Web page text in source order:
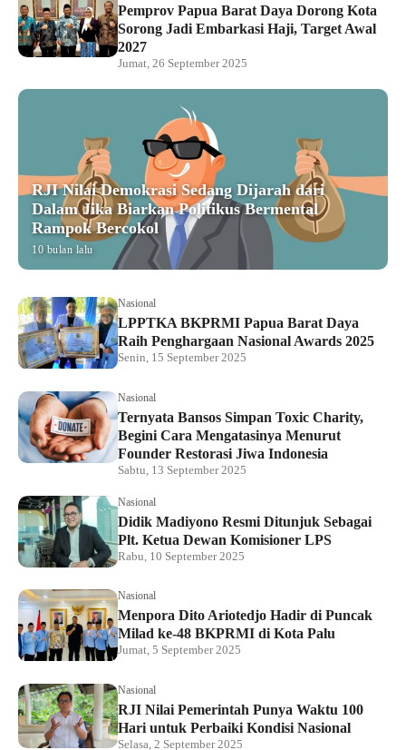
Pemprov Papua Barat Daya Dorong Kota
Sorong Jadi Embarkasi Haji, Target Awal
2027
Jumat, 26 September 2025
RJI Nilai Demokrasi Sedang Dijarah dari
Dalam Jika Biarkan Politikus Bermental
Rampok Bercokol
10 bulan lalu
Nasional
LPPTKA BKPRMI Papua Barat Daya
Raih Penghargaan Nasional Awards 2025
Senin, 15 September 2025
Nasional
Ternyata Bansos Simpan Toxic Charity,
Begini Cara Mengatasinya Menurut
Founder Restorasi Jiwa Indonesia
Sabtu, 13 September 2025
Nasional
Didik Madiyono Resmi Ditunjuk Sebagai
Plt. Ketua Dewan Komisioner LPS
Rabu, 10 September 2025
Nasional
Menpora Dito Ariotedjo Hadir di Puncak
Milad ke-48 BKPRMI di Kota Palu
Jumat, 5 September 2025
Nasional
RJI Nilai Pemerintah Punya Waktu 100
Hari untuk Perbaiki Kondisi Nasional
Selasa, 2 September 2025